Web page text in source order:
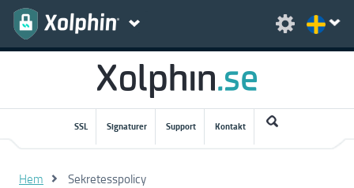
SSL Signaturer Support Kontakt
Hem Sekretesspolicy